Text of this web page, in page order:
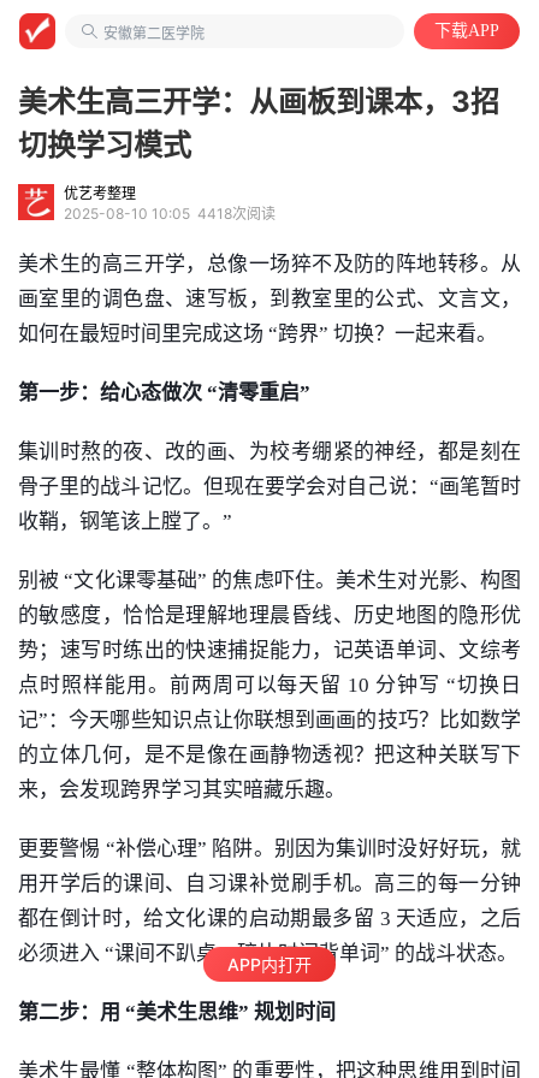
安徽第二医学院
下载APP
美术生高三开学：从画板到课本，3招
切换学习模式
优艺考整理
2025-08-10 10:05 4418次阅读
美术生的高三开学，总像一场猝不及防的阵地转移。从
画室里的调色盘、速写板，到教室里的公式、文言文，
如何在最短时间里完成这场 “跨界” 切换？一起来看。​
第一步：给心态做次 “清零重启”​
集训时熬的夜、改的画、为校考绷紧的神经，都是刻在
骨子里的战斗记忆。但现在要学会对自己说：“画笔暂时
收鞘，钢笔该上膛了。”​
别被 “文化课零基础” 的焦虑吓住。 美术生对光影、构图
的敏感度，恰恰是理解地理晨昏线、历史地图的隐形优
势；速写时练出的快速捕捉能力，记英语单词、文综考
点时照样能用。前两周可以每天留 10 分钟写 “切换日
记”：今天哪些知识点让你联想到画画的技巧？比如数学
的立体几何，是不是像在画静物透视？把这种关联写下
来，会发现跨界学习其实暗藏乐趣。​
更要警惕 “补偿心理” 陷阱。别因为集训时没好好玩，就
用开学后的课间、自习课补觉刷手机。高三的每一分钟
都在倒计时，给文化课的启动期最多留 3 天适应，之后
必须进入 “课间不趴桌，碎片时间背单词” 的战斗状态。​
第二步：用 “美术生思维” 规划时间​
美术生最懂 “整体构图” 的重要性，把这种思维用到时间
APP内打开